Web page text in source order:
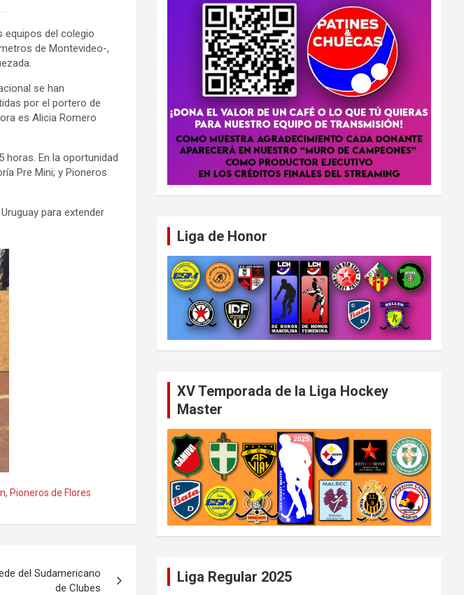
equipos del colegio
de Montevideo-,
se han
por el portero de
es Alicia Romero
horas. En la oportunidad
Pre Mini; y Pioneros
para extender
, Pioneros de Flores
del Sudamericano
de Clubes
Liga de Honor
XV Temporada de la Liga Hockey
Master
Liga Regular 2025